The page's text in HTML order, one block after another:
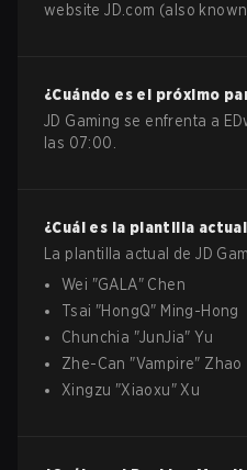
website JD.com (also
¿Cuándo es el próximo
JD Gaming se enfrenta a
las 07:00.
¿Cuál es la plantilla
La plantilla actual deJD
Wei "GALA" Chen
Tsai "HongQ" Ming-Hong
Chunchia "JunJia"Yu
Zhe-Can "Vampire" Zhao
Xingzu "Xiaoxu" Xu